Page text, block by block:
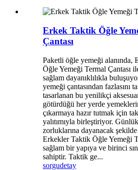
Erkek Taktik Öğle
Çantası
Paketli öğle yemeği alanında,
Öğle Yemeği Termal Çantası
sağlam dayanıklılıkla
yemeği çantasından fazlasını
tasarlanan bu yenilikçi
götürdüğü her yerde
çıkarmaya hazır tutmak için
yalıtımıyla birleştiriyor.
zorluklarına dayanacak
Erkekler Taktik Öğle Yemeği
sağlam bir yapıya ve birinci
sahiptir. Taktik ge...
sorgudetay